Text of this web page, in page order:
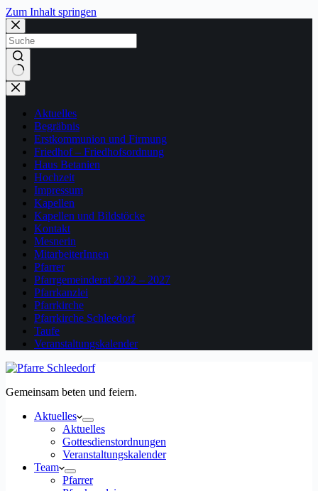
Zum Inhalt springen
Keine
Ergebnisse
Aktuelles
Begräbnis
Erstkommunion und Firmung
Friedhof – Friedhofsordnung
Haus Betanien
Hochzeit
Impressum
Kapellen
Kapellen und Bildstöcke
Kontakt
Mesnerin
MitarbeiterInnen
Pfarrer
Pfarrgemeinderat 2022 – 2027
Pfarrkanzlei
Pfarrkirche
Pfarrkirche Schleedorf
Taufe
Veranstaltungskalender
Gemeinsam beten und feiern.
Aktuelles
Aktuelles
Gottesdienstordnungen
Veranstaltungskalender
Team
Pfarrer